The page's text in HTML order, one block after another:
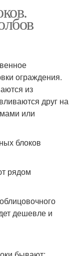
ограждения.
из
друг на
или
блоков
рядом
дешевле и